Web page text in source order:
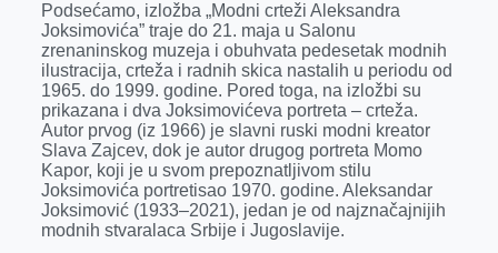
Podsećamo, izložba „Modni crteži Aleksandra
Joksimovića” traje do 21. maja u Salonu
zrenaninskog muzeja i obuhvata pedesetak modnih
ilustracija, crteža i radnih skica nastalih u periodu od
1965. do 1999. godine. Pored toga, na izložbi su
prikazana i dva Joksimovićeva portreta – crteža.
Autor prvog (iz 1966) je slavni ruski modni kreator
Slava Zajcev, dok je autor drugog portreta Momo
Kapor, koji je u svom prepoznatljivom stilu
Joksimovića portretisao 1970. godine. Aleksandar
Joksimović (1933–2021), jedan je od najznačajnijih
modnih stvaralaca Srbije i Jugoslavije.